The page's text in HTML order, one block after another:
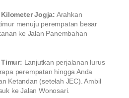
Jogja: Arahkan
menuju perempatan besar
ke Jalan Panembahan
Lanjutkan perjalanan lurus
perempatan hingga Anda
Ketandan (setelah JEC). Ambil
ke Jalan Wonosari.